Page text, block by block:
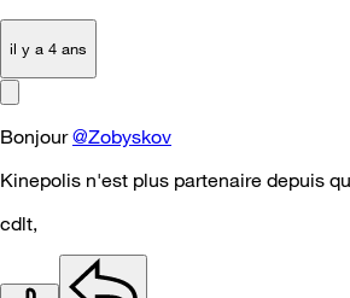
il y a 4 ans
Bonjour@Zobyskov
Kinepolis n'est plus partenaire depuis
cdlt,